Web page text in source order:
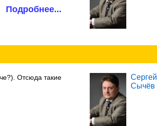
Подробнее...
Отсюда такие
Сергей
Сычёв